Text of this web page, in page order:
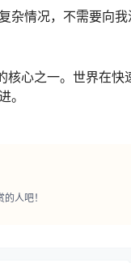
杂情况，不需要向
核心之一。世界在
。
人吧！